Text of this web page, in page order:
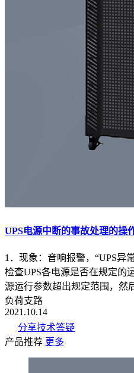
UPS电源中断的事故处理的操
1．现象：音响报警，“UPS异
检查UPS各电源是否在规定的
源运行参数超出规定范围，
负荷支路
2021.10.14
分享技术答疑
产品推荐 更多